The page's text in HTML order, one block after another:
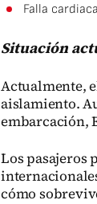
Falla
Situación
Actualmente,
aislamiento.
embarcación,
Los pasajeros
cómo